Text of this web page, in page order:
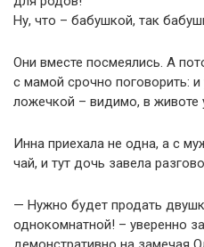
Ну, что – бабушкой, так
Они вместе посмеялись. А
с мамой срочно поговорить:
ложечкой – видимо, в животе
Инна приехала не одна, а с
чай, и тут дочь завела
— Нужно будет продать
однокомнатной! – уверенно